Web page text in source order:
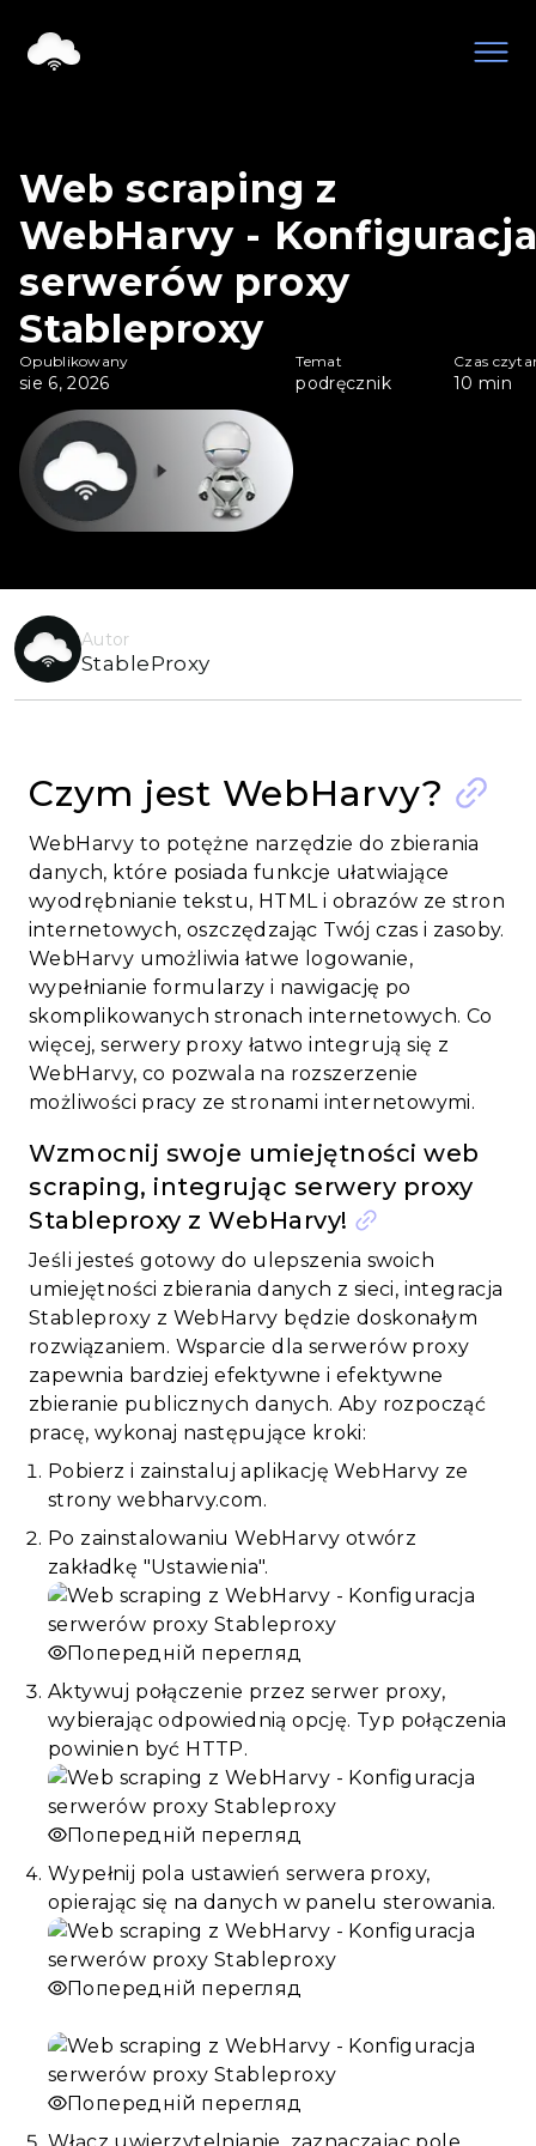
Web scraping z
WebHarvy -
serwerów proxy
Stableproxy
Opublikowany
sie 6, 2026
Temat
podręcznik
Czas
10min
Autor
StableProxy
Czym jest WebHarvy?
WebHarvy to potężne narzędzie do zbierania
danych, które posiada funkcje ułatwiające
wyodrębnianie tekstu, HTML i obrazów ze stron
internetowych, oszczędzając Twój czas i zasoby.
WebHarvy umożliwia łatwe logowanie,
wypełnianie formularzy i nawigację po
skomplikowanych stronach internetowych. Co
więcej, serwery proxy łatwo integrują się z
WebHarvy, co pozwala na rozszerzenie
możliwości pracy ze stronami internetowymi.
Wzmocnij swoje umiejętności web
scraping, integrując serwery proxy
Stableproxy z WebHarvy!
Jeśli jesteś gotowy do ulepszenia swoich
umiejętności zbierania danych z sieci, integracja
Stableproxy z WebHarvy będzie doskonałym
rozwiązaniem. Wsparcie dla serwerów proxy
zapewnia bardziej efektywne i efektywne
zbieranie publicznych danych. Aby rozpocząć
pracę, wykonaj następujące kroki:
Pobierz i zainstaluj aplikację WebHarvy ze
strony webharvy.com.
Po zainstalowaniu WebHarvy otwórz
zakładkę "Ustawienia".
Попередній перегляд
Aktywuj połączenie przez serwer proxy,
wybierając odpowiednią opcję. Typ połączenia
powinien być HTTP.
Попередній перегляд
Wypełnij pola ustawień serwera proxy,
opierając się na danych w panelu sterowania.
Попередній перегляд
Попередній перегляд